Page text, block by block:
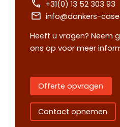
+31(0) 13 52 303 93
info@dankers-
Heeft u vragen? Neem
ons op voor meer
Offerte opvragen
Contact opnemen